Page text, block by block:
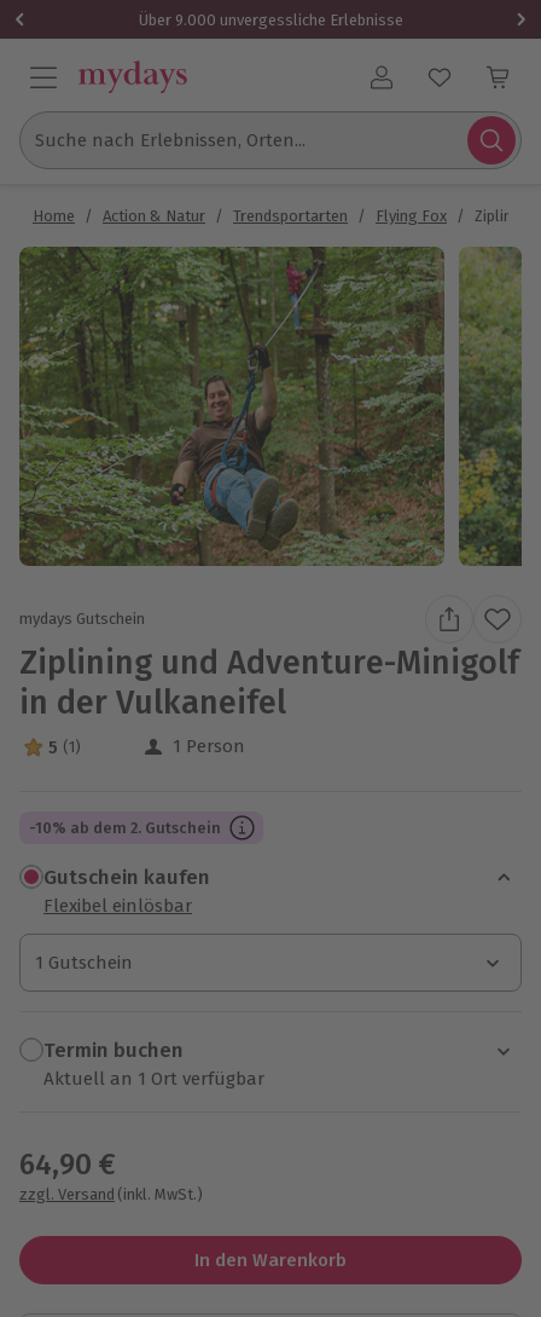
Über 9.000 unvergessliche Erlebnisse
Benutzerkonto
Suche nach Erlebnissen, Orten...
Home / Action & Natur / Trendsportarten / Flying Fox / Ziplining
mydays Gutschein
Ziplining und Adventure-Minigolf
in der Vulkaneifel
5 Sterne von 5 aus 1 Bewertungen
5 (1) 1 Person
-10% ab dem 2. Gutschein
Gutschein kaufen
Flexibel einlösbar
1 Gutschein
1 Gutschein
1 Gutschein
Termin buchen
Aktuell an 1 Ort verfügbar
64,90 €
zzgl. Versand (inkl. MwSt.)
In den Warenkorb